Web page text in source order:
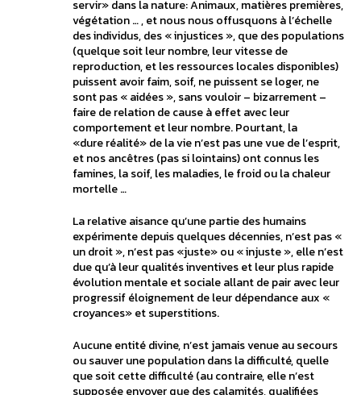
servir» dans la nature: Animaux, matières premières,
végétation … , et nous nous offusquons à l’échelle
des individus, des « injustices », que des populations
(quelque soit leur nombre, leur vitesse de
reproduction, et les ressources locales disponibles)
puissent avoir faim, soif, ne puissent se loger, ne
sont pas « aidées », sans vouloir – bizarrement –
faire de relation de cause à effet avec leur
comportement et leur nombre. Pourtant, la
«dure réalité» de la vie n’est pas une vue de l’esprit,
et nos ancêtres (pas si lointains) ont connus les
famines, la soif, les maladies, le froid ou la chaleur
mortelle …
La relative aisance qu’une partie des humains
expérimente depuis quelques décennies, n’est pas «
un droit », n’est pas «juste» ou « injuste », elle n’est
due qu’à leur qualités inventives et leur plus rapide
évolution mentale et sociale allant de pair avec leur
progressif éloignement de leur dépendance aux «
croyances» et superstitions.
Aucune entité divine, n’est jamais venue au secours
ou sauver une population dans la difficulté, quelle
que soit cette difficulté (au contraire, elle n’est